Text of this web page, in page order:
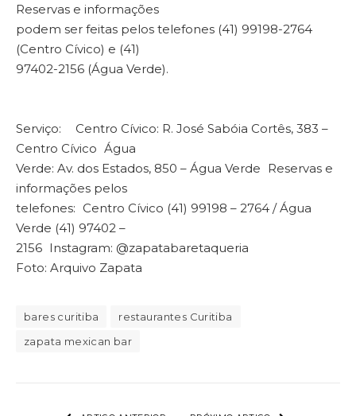
Reservas e informações
podem ser feitas pelos telefones (41) 99198-2764
(Centro Cívico) e (41)
97402-2156 (Água Verde).
Serviço: Centro Cívico: R. José Sabóia Cortês, 383 –
Centro Cívico Água
Verde: Av. dos Estados, 850 – Água Verde Reservas e
informações pelos
telefones: Centro Cívico (41) 99198 – 2764 / Água
Verde (41) 97402 –
2156 Instagram: @zapatabaretaqueria
Foto: Arquivo Zapata
bares curitiba
restaurantes Curitiba
zapata mexican bar